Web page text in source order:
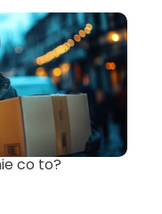
co to?